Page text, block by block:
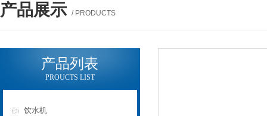
产品展示 / PRODUCTS
产品列表
PROUCTS LIST
饮水机